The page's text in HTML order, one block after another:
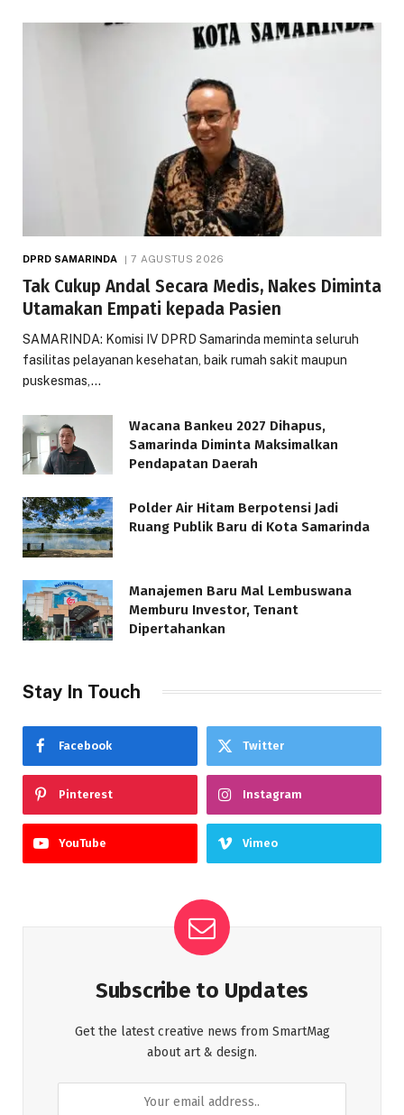
DPRD SAMARINDA 7 AGUSTUS 2026
Tak Cukup Andal Secara Medis, Nakes Diminta
Utamakan Empati kepada Pasien
SAMARINDA: Komisi IV DPRD Samarinda meminta seluruh
fasilitas pelayanan kesehatan, baik rumah sakit maupun
puskesmas,…
Wacana Bankeu 2027 Dihapus,
Samarinda Diminta Maksimalkan
Pendapatan Daerah
Polder Air Hitam Berpotensi Jadi
Ruang Publik Baru di Kota Samarinda
Manajemen Baru Mal Lembuswana
Memburu Investor, Tenant
Dipertahankan
Stay In Touch
Facebook Twitter
Pinterest Instagram
YouTube Vimeo
Subscribe to Updates
Get the latest creative news from SmartMag
about art & design.